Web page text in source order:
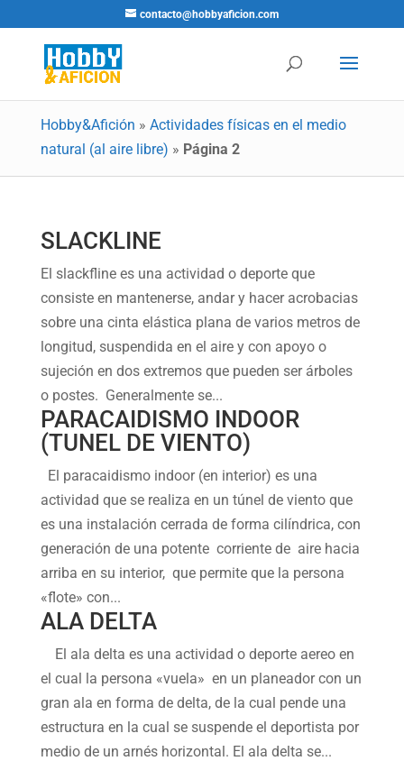
contacto@hobbyaficion.com
Hobby&Afición » Actividades físicas en el medio
natural (al aire libre) » Página 2
SLACKLINE
El slackfline es una actividad o deporte que
consiste en mantenerse, andar y hacer acrobacias
sobre una cinta elástica plana de varios metros de
longitud, suspendida en el aire y con apoyo o
sujeción en dos extremos que pueden ser árboles
o postes. Generalmente se...
PARACAIDISMO INDOOR
(TUNEL DE VIENTO)
El paracaidismo indoor (en interior) es una
actividad que se realiza en un túnel de viento que
es una instalación cerrada de forma cilíndrica, con
generación de una potente corriente de aire hacia
arriba en su interior, que permite que la persona
«flote» con...
ALA DELTA
El ala delta es una actividad o deporte aereo en
el cual la persona «vuela» en un planeador con un
gran ala en forma de delta, de la cual pende una
estructura en la cual se suspende el deportista por
medio de un arnés horizontal. El ala delta se...